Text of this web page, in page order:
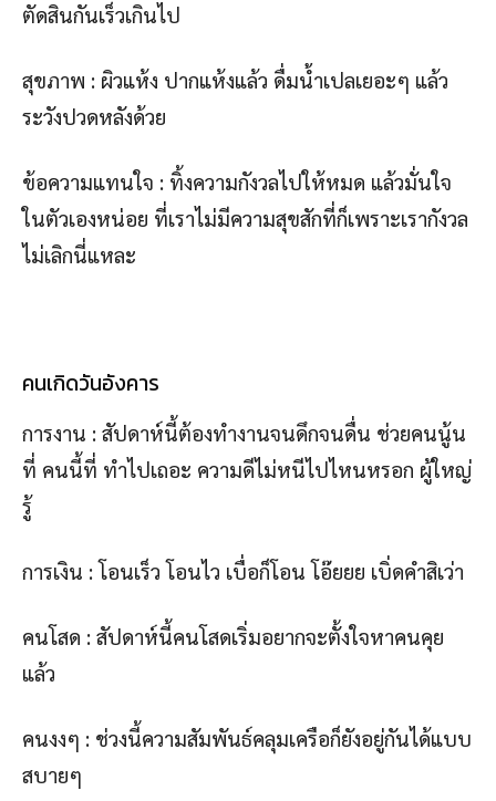
ตัดสินกันเร็วเกินไป
สุขภาพ : ผิวแห้ง ปากแห้งแล้ว ดื่มน้ำเปลเยอะๆ แล้ว
ระวังปวดหลังด้วย
ข้อความแทนใจ : ทิ้งความกังวลไปให้หมด แล้วมั่นใจ
ในตัวเองหน่อย ที่เราไม่มีความสุขสักที่ก็เพราะเรากังวล
ไม่เลิกนี่แหละ
คนเกิดวันอังคาร
การงาน : สัปดาห์นี้ต้องทำงานจนดึกจนดื่น ช่วยคนนู้น
ที่ คนนี้ที่ ทำไปเถอะ ความดีไม่หนีไปไหนหรอก ผู้ใหญ่
รู้
การเงิน : โอนเร็ว โอนไว เบื่อก็โอน โอ๊ยยย เบิ่ดคำสิเว่า
คนโสด : สัปดาห์นี้คนโสดเริ่มอยากจะตั้งใจหาคนคุย
แล้ว
คนงงๆ : ช่วงนี้ความสัมพันธ์คลุมเครือก็ยังอยู่กันได้แบบ
สบายๆ